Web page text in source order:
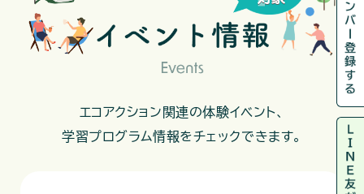
エコアクション関連の体験イベント、
学習プログラム情報をチェックできます。